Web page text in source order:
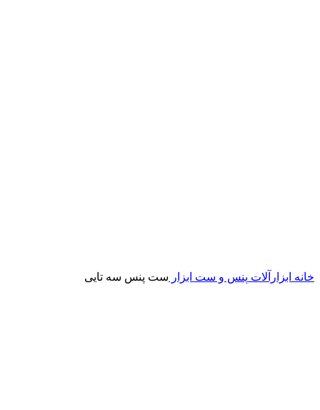
خانه ابزارآلات پنس و ست ابزار ست پنس سه تایی